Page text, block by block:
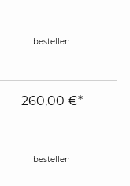
bestellen
260,00 €*
bestellen